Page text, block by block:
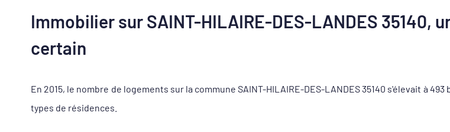
Immobilier sur SAINT-HILAIRE-DES-LANDES
certain
En 2015, le nombre de logements sur la commune SAINT-HILAIRE-DES-LANDES 35140 s'élevait à
types de résidences.